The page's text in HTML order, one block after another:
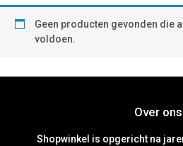
Geen producten gevonden die
voldoen.
Over ons
Shopwinkel is opgericht na